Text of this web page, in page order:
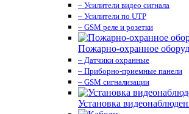
– Усилители видео сигнала
– Усилители по UTP
– GSM реле и розетки
Пожарно-охранное
– Датчики охранные
– Приборно-приемные панели
– GSM сигнализации
Установка